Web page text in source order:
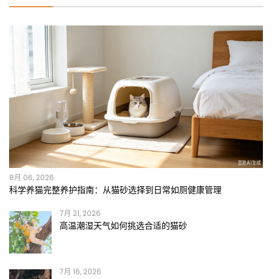
8月 06, 2026
科学养猫完整养护指南：从猫砂选择到日常如厕健康管理
7月 21, 2026
高温潮湿天气如何挑选合适的猫砂
7月 16, 2026